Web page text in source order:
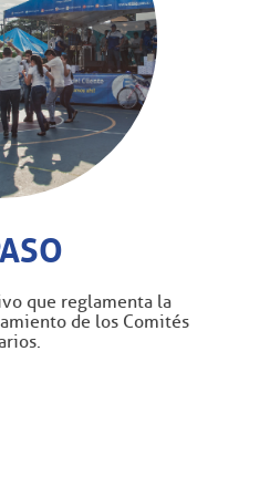
que reglamenta la
de los Comités